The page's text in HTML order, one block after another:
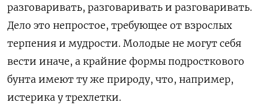
разговаривать, разговаривать и разговаривать.
Дело это непростое, требующее от взрослых
терпения и мудрости. Молодые не могут себя
вести иначе, а крайние формы подросткового
бунта имеют ту же природу, что, например,
истерика у трехлетки.